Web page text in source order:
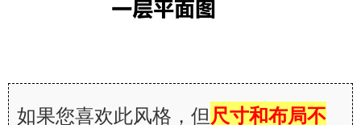
如果您喜欢此风格，但尺寸和布局不